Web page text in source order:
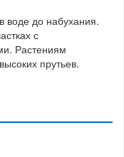
воде до набухания.
с
Растениям
прутьев.